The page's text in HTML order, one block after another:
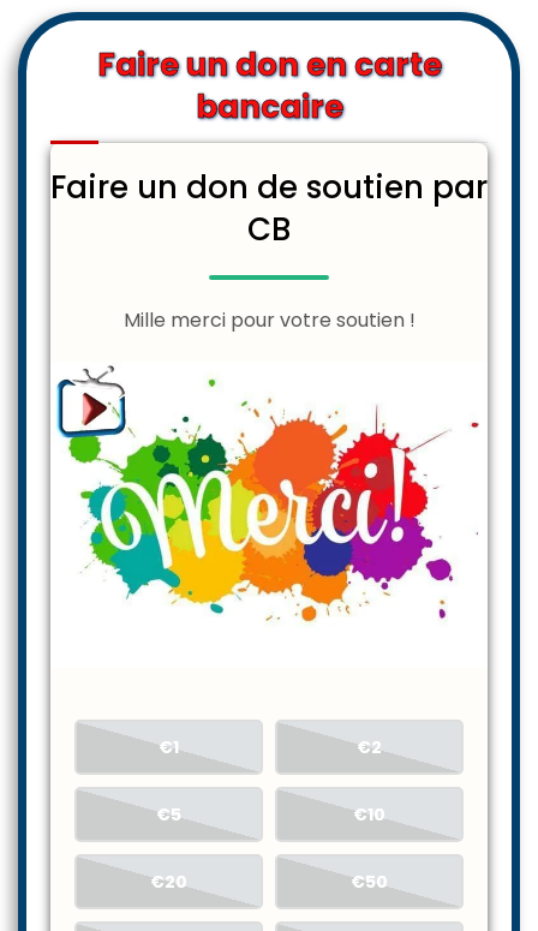
Faire un don en carte
bancaire
Faire un don de soutien par
CB
Mille merci pour votre soutien !
€1 €2
€5 €10
€20 €50